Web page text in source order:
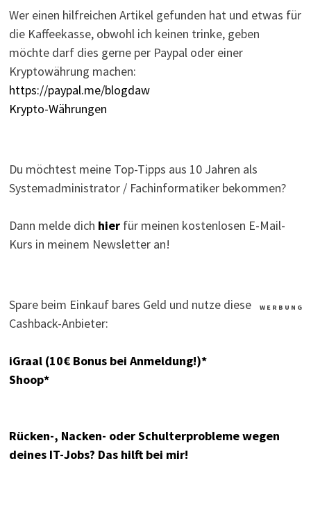
Wer einen hilfreichen Artikel gefunden hat und etwas für
die Kaffeekasse, obwohl ich keinen trinke, geben
möchte darf dies gerne per Paypal oder einer
Kryptowährung machen:
https://paypal.me/blogdaw
Krypto-Währungen
Du möchtest meine Top-Tipps aus 10 Jahren als
Systemadministrator / Fachinformatiker bekommen?
Dann melde dich hierfür meinen kostenlosen E-Mail-
Kurs in meinem Newsletter an!
W E R B U N G
Spare beim Einkauf bares Geld und nutze diese
Cashback-Anbieter:
iGraal (10€ Bonus bei Anmeldung!)*
Shoop*
Rücken-, Nacken- oder Schulterprobleme wegen
deines IT-Jobs? Das hilft bei mir!